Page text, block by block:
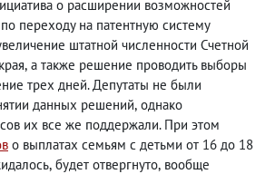
о расширении возможностей
переходу на патентную систему
штатной численности Счетной
, а также решение проводить выборы
трех дней. Депутаты не были
данных решений, однако
их все же поддержали. При этом
о выплатах семьям с детьми от 16 до 18
, будет отвергнуто, вообще